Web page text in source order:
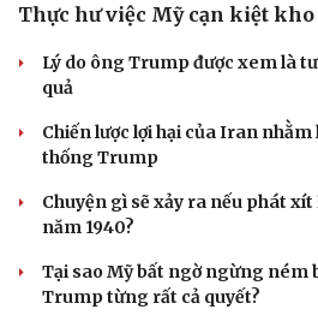
Thực hư việc Mỹ cạn kiệt
Lý do ông Trump được xem là
quả
Chiến lược lợi hại của Iran
thống Trump
Chuyện gì sẽ xảy ra nếu phát
năm 1940?
Tại sao Mỹ bất ngờ ngừng ném
Trump từng rất cả quyết?